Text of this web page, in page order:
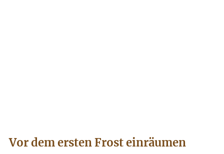
Vor dem ersten Frost einräumen